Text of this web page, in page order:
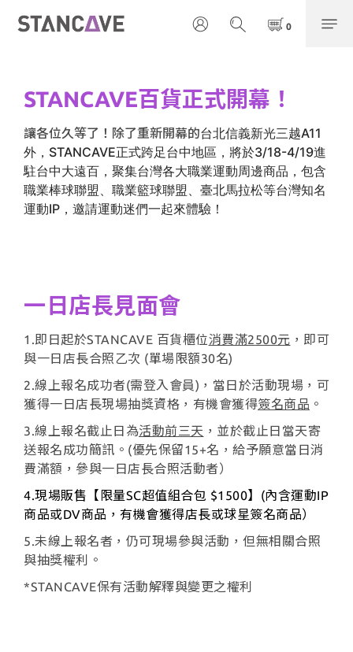
STANCAVE百貨正式開幕！
讓各位久等了！除了重新開幕的台北信義新光三越A11
外，STANCAVE正式跨足台中地區，將於3/18-4/19進
駐台中大遠百，聚集台灣各大職業運動周邊商品，包含
職業棒球聯盟、職業籃球聯盟、臺北馬拉松等台灣知名
運動IP，邀請運動迷們一起來體驗！
一日店長見面會
1.即日起於STANCAVE 百貨櫃位消費滿2500元 ，即可
與一日店長合照乙次 (單場限額30名)
2.線上報名成功者(需登入會員)，當日於活動現場，可
獲得一日店長現場抽獎資格，有機會獲得簽名商品 。
3.線上報名截止日為活動前三天 ，並於截止日當天寄
送報名成功簡訊。(優先保留15+名，給予願意當日消
費滿額，參與一日店長合照活動者）
4.現場販售【限量SC超值組合包 $1500】 (內含運動IP
商品或DV商品，有機會獲得店長或球星簽名商品）
5.未線上報名者，仍可現場參與活動，但無相關合照
與抽獎權利。
*STANCAVE保有活動解釋與變更之權利